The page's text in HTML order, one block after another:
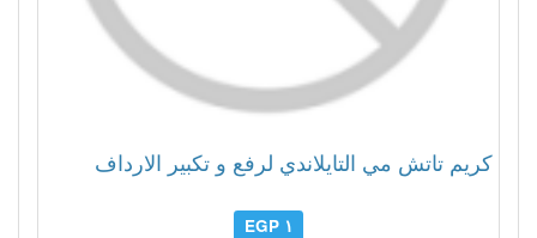
كريم تاتش مي التايلاندي لرفع و تكبير الارداف
١ EGP